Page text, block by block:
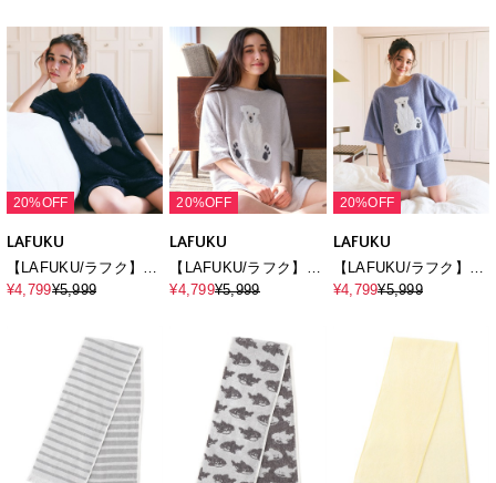
バー&ショートパンツ
SET（ルームウェア/パ
ジャマ）
オーバー&ショートパ
ンツSET（ルームウェ
ア/パジャマ）
バー&ショートパンツ
SET（ルームウェア/パ
ジャマ）
20%OFF
LAFUKU
【LAFUKU/ラフク】マ
シュマロタッチアニマ
ンツSET（ルームウェ
ア/パジャマ）
¥4,799¥5,999
20%OFF
LAFUKU
【LAFUKU/ラフク】マ
シュマロタッチアニマ
ンツSET（ルームウェ
ア/パジャマ）
¥4,799¥5,999
20%OFF
LAFUKU
【LAFUKU/ラフク】マ
シュマロタッチアニマ
ンツSET（ルームウェ
ア/パジャマ）
¥4,799¥5,999